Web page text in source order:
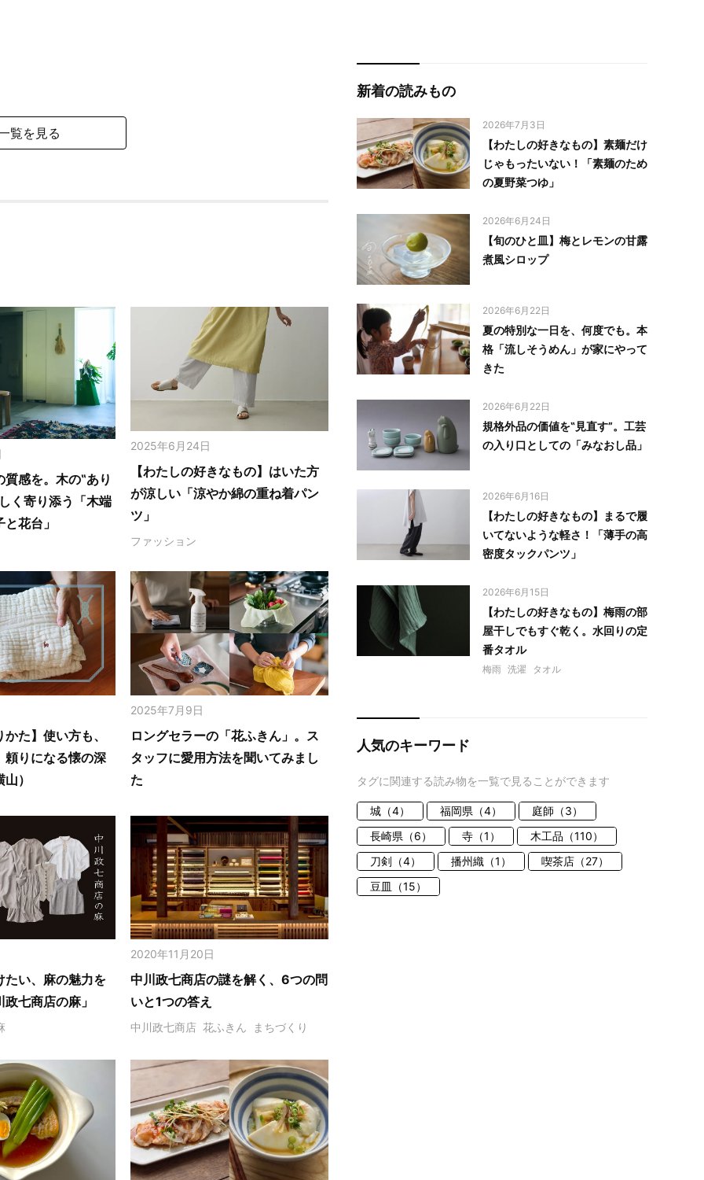
覧を見る
感を。木の‟あり
く寄り添う「木端
花台」
2025年6月24日
【わたしの好きなもの】はいた方
が涼しい「涼やか綿の重ね着パン
ツ」
ファッション
た】使い方も、
頼りになる懐の深
）
2025年7月9日
ロングセラーの「花ふきん」。ス
タッフに愛用方法を聞いてみまし
た
たい、麻の魅力を
七商店の麻」
2020年11月20日
中川政七商店の謎を解く、6つの問
いと1つの答え
中川政七商店 花ふきん まちづくり
新着の読みもの
2026年7月3日
【わたしの好きなもの】素麺だけ
じゃもったいない！「素麺のため
の夏野菜つゆ」
2026年6月24日
【旬のひと皿】梅とレモンの甘露
煮風シロップ
2026年6月22日
夏の特別な一日を、何度でも。本
格「流しそうめん」が家にやって
きた
2026年6月22日
規格外品の価値を‟見直す”。工芸
の入り口としての「みなおし品」
2026年6月16日
【わたしの好きなもの】まるで履
いてないような軽さ！「薄手の高
密度タックパンツ」
2026年6月15日
【わたしの好きなもの】梅雨の部
屋干しでもすぐ乾く。水回りの定
番タオル
梅雨 洗濯 タオル
人気のキーワード
タグに関連する読み物を一覧で見ることができます
城（4） 福岡県（4）
庭師（3）
長崎県（6）
寺（1）
木工品（110）
刀剣（4）
播州織（1）
喫茶店（27）
豆皿（15）